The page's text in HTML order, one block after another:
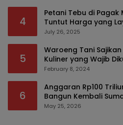
4
Petani Tebu di
Tuntut Harga yang
July 26, 2025
5
Waroeng Tani Sajikan
Kuliner yang Wajib
February 8, 2024
6
Anggaran Rp100
Bangun Kembali
Bencana Bakal
May 25, 2026